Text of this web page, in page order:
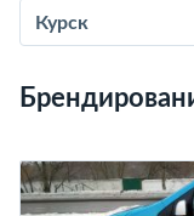
Курск